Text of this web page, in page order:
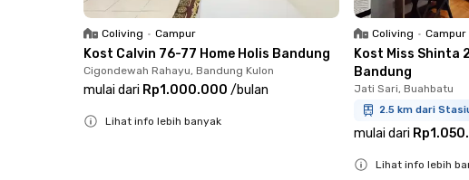
Coliving • Campur
Kost Calvin 76-77 Home Holis Bandung
Cigondewah Rahayu, Bandung Kulon
mulai dari Rp1.000.000 /bulan
Lihat info lebih banyak
Coliving • Campur
Kost Miss Shinta
Bandung
Jati Sari, Buahbatu
2.5 km dari
mulai dari
Lihat info lebih